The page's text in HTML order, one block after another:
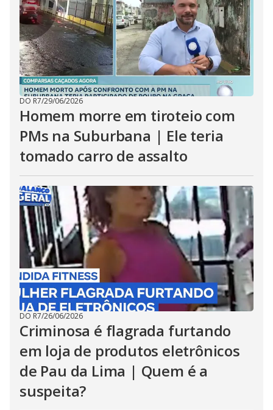
DO R7/29/06/2026
Homem morre em tiroteio com
PMs na Suburbana | Ele teria
tomado carro de assalto
DO R7/26/06/2026
Criminosa é flagrada furtando
em loja de produtos eletrônicos
de Pau da Lima | Quem é a
suspeita?